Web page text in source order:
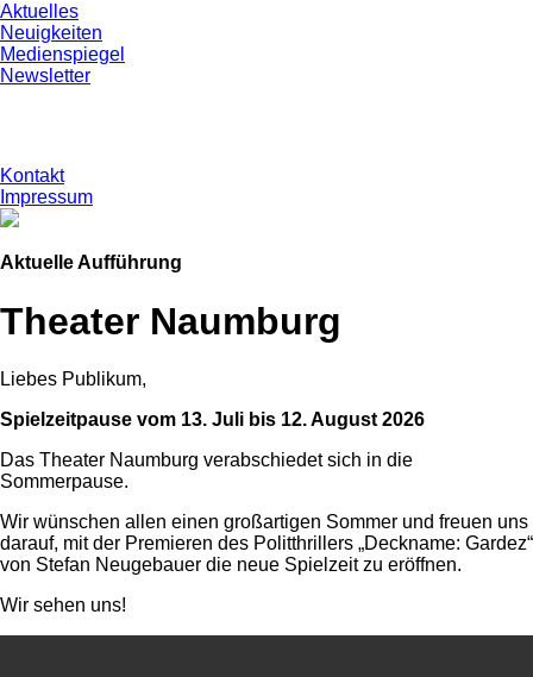
Aktuelles
Neuigkeiten
Medienspiegel
Newsletter
Kontakt
Impressum
Aktuelle Aufführung
Theater Naumburg
Liebes Publikum,
Spielzeitpause vom 13. Juli bis 12. August 2026
Das Theater Naumburg verabschiedet sich in die
Sommerpause.
Wir wünschen allen einen großartigen Sommer und freuen uns
darauf, mit der Premieren des Politthrillers „Deckname: Gardez“
von Stefan Neugebauer die neue Spielzeit zu eröffnen.
Wir sehen uns!